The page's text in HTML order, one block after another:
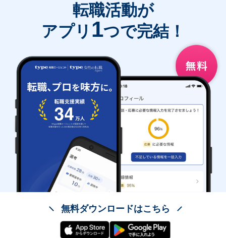
転職活動が
アプリ 1つで完結！
無料ダウンロードはこちら